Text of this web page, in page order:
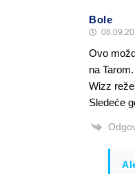
Bole
Ovo
na Tarom.
Wizz
Sledeće